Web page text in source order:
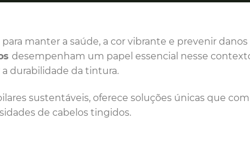
manter a saúde, a cor vibrante e prevenir danos
desempenham um papel essencial nesse
durabilidade da tintura.
sustentáveis, oferece soluções únicas que
de cabelos tingidos.